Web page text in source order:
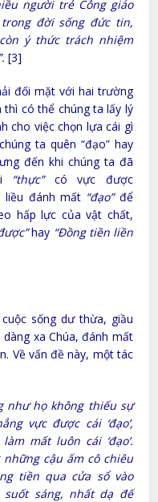
người trẻ Công giáo
đời sống đức tin,
ý thức trách nhiệm
[3]
đối mặt với hai trường
có thể chúng ta lấy lý
cho việc chọn lựa cái gì
ta quên “đạo” hay
đến khi chúng ta đã
“thực”có vực được
đánh mất “đạo”để
hấp lực của vật chất,
hay “Đồng tiền liền
sống dư thừa, giầu
xa Chúa, đánh mất
Về vấn đề này, một tác
như họ không thiếu sự
vực được cái ‘đạo’,
mất luôn cái ‘đạo’.
cậu ấm cô chiêu
tiền qua cửa sổ vào
sáng, nhất dạ đế